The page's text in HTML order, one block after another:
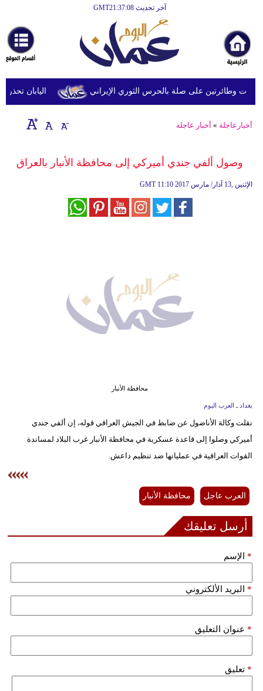
آخر تحديث GMT21:37:08
أخبارعاجلة
رياضة
ثقافة
إقتصاد
وموسيقى
وتكنولوجيا
اليابان تحذر من وطائرتين على صلة بالحرس الثوري الإيراني
أخبارعاجلة » أخبار عاجلة
وصول ألفي جندي أميركي إلى محافظة الأنبار بالعراق
GMT 11:10 2017 الإثنين ,13 آذار/ مارس
محافظة الأنبار
بغداد ـ العرب اليوم
نقلت وكالة الأناضول عن ضابط في الجيش العراقي قوله، إن ألفي جندي
أميركي وصلوا إلى قاعدة عسكرية في محافظة الأنبار غرب البلاد لمساندة
القوات العراقية في عملياتها ضد تنظيم داعش.
العرب عاجل محافظة الأنبار
أرسل تعليقك
الإسم *
البريد الألكتروني *
عنوان التعليق *
تعليق *